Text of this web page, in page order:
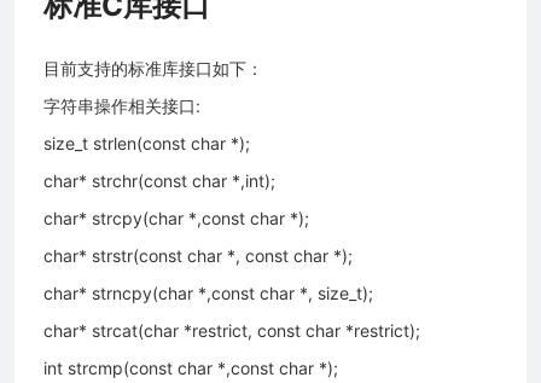
目前支持的标准库接口如下：
字符串操作相关接口:
size_t strlen(const char *);
char* strchr(const char *,int);
char* strcpy(char *,const char *);
char* strstr(const char *, const char *);
char* strncpy(char *,const char *, size_t);
char* strcat(char *restrict, const char *restrict);
int strcmp(const char *,const char *);